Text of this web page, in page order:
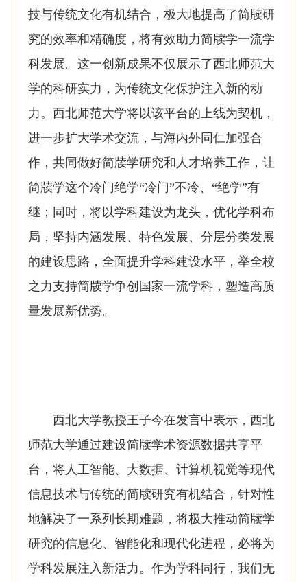
技与传统文化有机结合，极大地提高了简牍研
究的效率和精确度，将有效助力简牍学一流学
科发展。这一创新成果不仅展示了西北师范大
学的科研实力，为传统文化保护注入新的动
力。西北师范大学将以该平台的上线为契机，
进一步扩大学术交流，与海内外同仁加强合
作，共同做好简牍学研究和人才培养工作，让
简牍学这个冷门绝学“冷门”不冷、“绝学”有
继；同时，将以学科建设为龙头，优化学科布
局，坚持内涵发展、特色发展、分层分类发展
的建设思路，全面提升学科建设水平，举全校
之力支持简牍学争创国家一流学科，塑造高质
量发展新优势。
西北大学教授王子今在发言中表示，西北
师范大学通过建设简牍学术资源数据共享平
台，将人工智能、大数据、计算机视觉等现代
信息技术与传统的简牍研究有机结合，针对性
地解决了一系列长期难题，将极大推动简牍学
研究的信息化、智能化和现代化进程，必将为
学科发展注入新活力。作为学科同行，我们无